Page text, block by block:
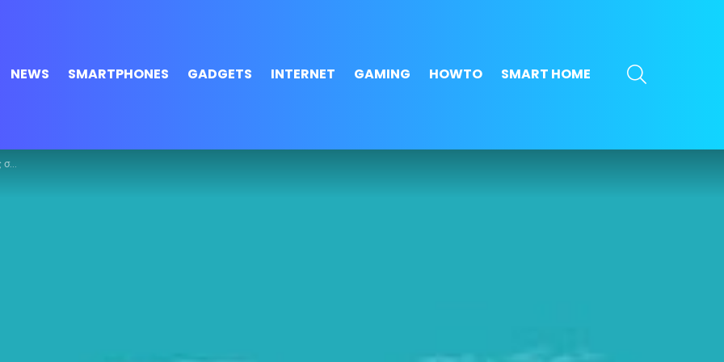
NEWS SMARTPHONES GADGETS INTERNET GAMING HOWTO SMART HOME